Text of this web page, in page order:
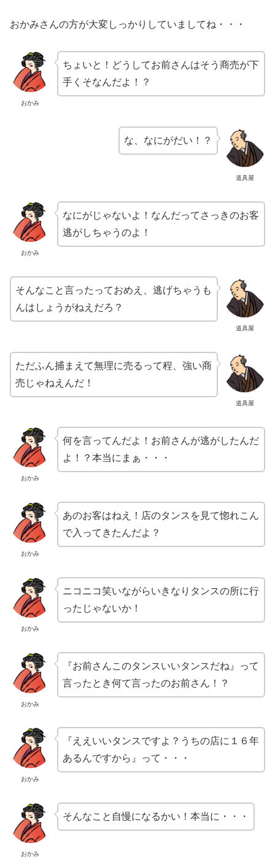
おかみさんの方が大変しっかりしていましてね・・・
おかみ
ちょいと！どうしてお前さんはそう商売が下
手くそなんだよ！？
道具屋
な、なにがだい！？
おかみ
なにがじゃないよ！なんだってさっきのお客
逃がしちゃうのよ！
道具屋
そんなこと言ったっておめえ、逃げちゃうも
んはしょうがねえだろ？
道具屋
ただふん捕まえて無理に売るって程、強い商
売じゃねえんだ！
おかみ
何を言ってんだよ！お前さんが逃がしたんだ
よ！？本当にまぁ・・・
おかみ
あのお客はねえ！店のタンスを見て惚れこん
で入ってきたんだよ？
おかみ
ニコニコ笑いながらいきなりタンスの所に行
ったじゃないか！
おかみ
『お前さんこのタンスいいタンスだね』って
言ったとき何て言ったのお前さん！？
おかみ
『ええいいタンスですよ？うちの店に１６年
あるんですから』って・・・
おかみ
そんなこと自慢になるかい！本当に・・・